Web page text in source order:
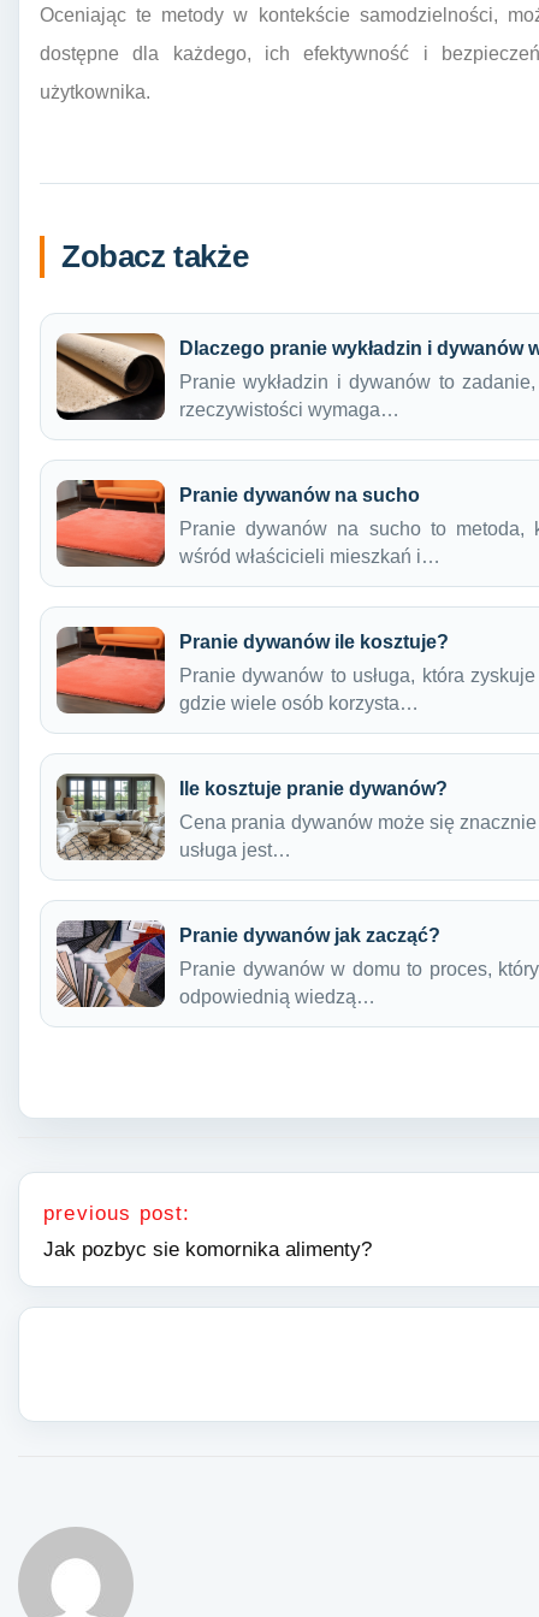
Oceniając te metody w kontekście samodzielności,
dostępne dla każdego, ich efektywność i
użytkownika.
Zobacz także
Dlaczego pranie wykładzin i
Pranie wykładzin i dywanów to
rzeczywistości wymaga…
Pranie dywanów na sucho
Pranie dywanów na sucho to metoda,
wśród właścicieli mieszkań i…
Pranie dywanów ile kosztuje?
Pranie dywanów to usługa, która
gdzie wiele osób korzysta…
Ile kosztuje pranie dywanów?
Cena prania dywanów może się
usługa jest…
Pranie dywanów jak zacząć?
Pranie dywanów w domu to proces,
odpowiednią wiedzą…
Nawigacja wpisu
previous post:
Jak pozbyc sie komornika alimenty?